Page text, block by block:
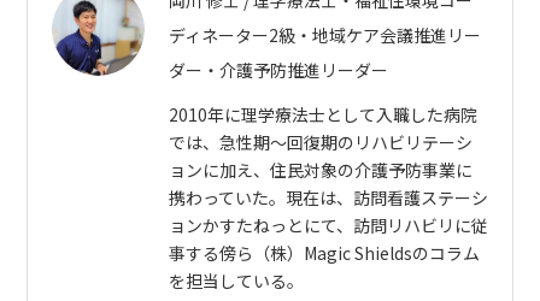
ディネーター2級・地域ケア会議推進リー
ダー・介護予防推進リーダー
2010年に理学療法士として入職した病院
では、急性期〜回復期のリハビリテーシ
ョンに加え、住民対象の介護予防事業に
携わっていた。現在は、訪問看護ステーシ
ョンかすたねっとにて、訪問リハビリに従
事する傍ら（株）Magic Shieldsのコラム
を担当している。